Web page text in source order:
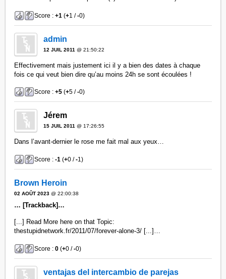
Score :+1 (+1 /-0)
admin
12 JUIL 2011 @ 21:50:22
Effectivement mais justement ici il y a bien des dates à chaque
fois ce qui veut bien dire qu’au moins 24h se sont écoulées !
Score :+5 (+5 /-0)
Jérem
15 JUIL 2011 @ 17:26:55
Dans l’avant-dernier le rose me fait mal aux yeux…
Score :-1 (+0 /-1)
Brown Heroin
02 AOÛT 2023 @ 22:00:38
… [Trackback]…
[...] Read More here on that Topic:
thestupidnetwork.fr/2011/07/forever-alone-3/ [...]…
Score :0 (+0 /-0)
ventajas del intercambio de parejas